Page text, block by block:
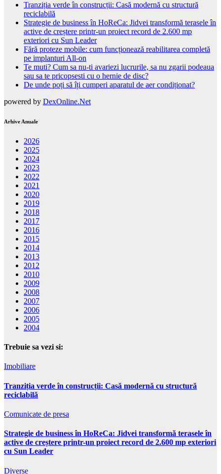
Tranziția verde în construcții: Casă modernă cu structură
reciclabilă
Strategie de business în HoReCa: Jidvei transformă terasele în
active de creștere printr-un proiect record de 2.600 mp
exteriori cu Sun Leader
Fără proteze mobile: cum funcționează reabilitarea completă
pe implanturi All-on
Te muti? Cum sa nu-ti avariezi lucrurile, sa nu zgarii podeaua
sau sa te pricopsesti cu o hernie de disc?
De unde poți să îți cumperi aparatul de aer condiționat?
powered by DexOnline.Net
Arhive Anuale
2026
2025
2024
2023
2022
2021
2020
2019
2018
2017
2016
2015
2014
2013
2012
2010
2009
2008
2007
2006
2005
2004
Trebuie sa vezi si:
Imobiliare
Tranziția verde în construcții: Casă modernă cu structură
reciclabilă
Comunicate de presa
Strategie de business în HoReCa: Jidvei transformă terasele în
active de creștere printr-un proiect record de 2.600 mp exteriori
cu Sun Leader
Diverse